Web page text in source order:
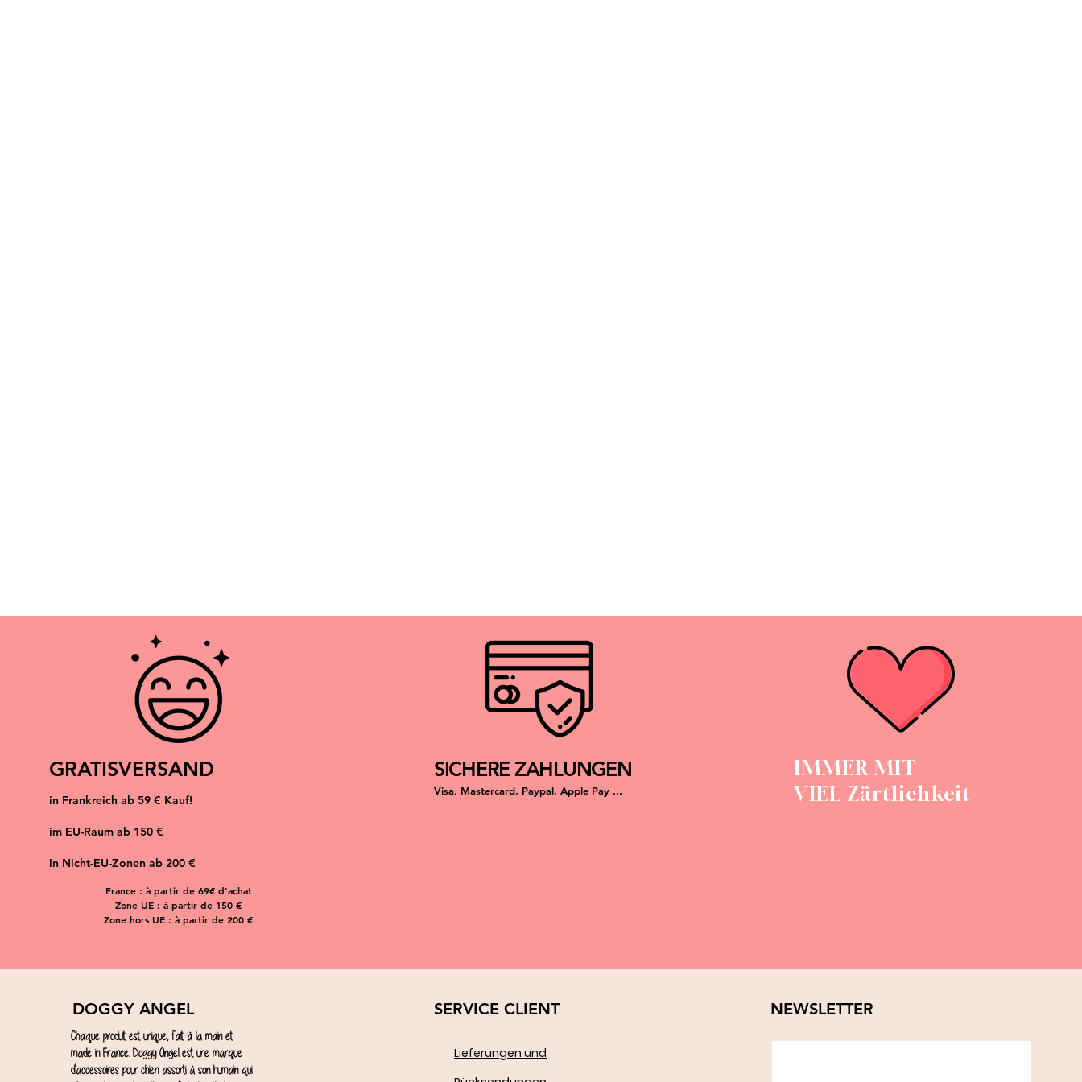
GRATISVERSAND
in Frankreich ab 59 € Kauf!
im EU-Raum ab 150 €
in Nicht-EU-Zonen ab 200 €
France : à partir de 69€ d'achat
Zone UE : à partir de 150 €
Zone hors UE : à partir de 200 €
SICHERE ZAHLUNGEN
Visa, Mastercard, Paypal, Apple Pay ...
IMMER MIT
VIEL Zärtlichkeit
DOGGY ANGEL
Chaque produit est unique, fait à la main et
made in France. Doggy Angel est une marque
d'accessoires pour chien assorti à son humain qui
SERVICE CLIENT
Lieferungen und
NEWSLETTER